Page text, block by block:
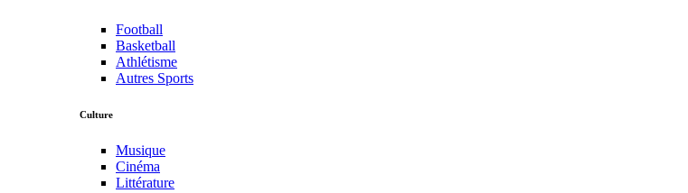
Football
Basketball
Athlétisme
Autres Sports
Culture
Musique
Cinéma
Littérature